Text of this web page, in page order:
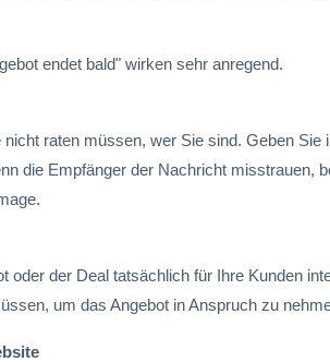
endet bald" wirken sehr anregend.
raten müssen, wer Sie sind. Geben
die Empfänger der Nachricht misstrauen,
oder der Deal tatsächlich für Ihre Kunden
um das Angebot in Anspruch zu